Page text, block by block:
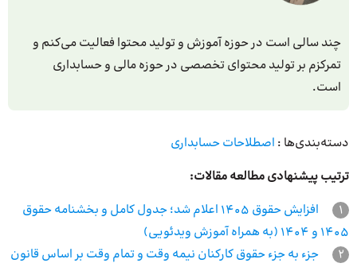
چند سالی است در حوزه آموزش و تولید محتوا فعالیت می‌کنم و
تمرکزم بر تولید محتوای تخصصی در حوزه مالی و حسابداری
است.
دسته‌بندی‌ها : اصطلاحات حسابداری
ترتیب پیشنهادی مطالعه مقالات:
1
افزایش حقوق 1405 اعلام شد؛ جدول کامل و بخشنامه حقوق
1405 و 1404 (به همراه آموزش ویدئویی)
2
جزء به جزء حقوق کارکنان نیمه وقت و تمام وقت بر اساس قانون